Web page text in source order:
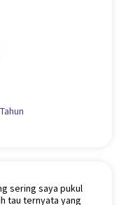
sering saya pukul
tau ternyata yang